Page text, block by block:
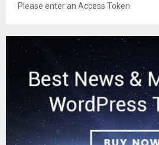
Please enter an Access Token